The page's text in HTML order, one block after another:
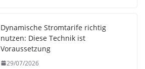
Dynamische Stromtarife richtig
nutzen: Diese Technik ist
Voraussetzung
29/07/2026